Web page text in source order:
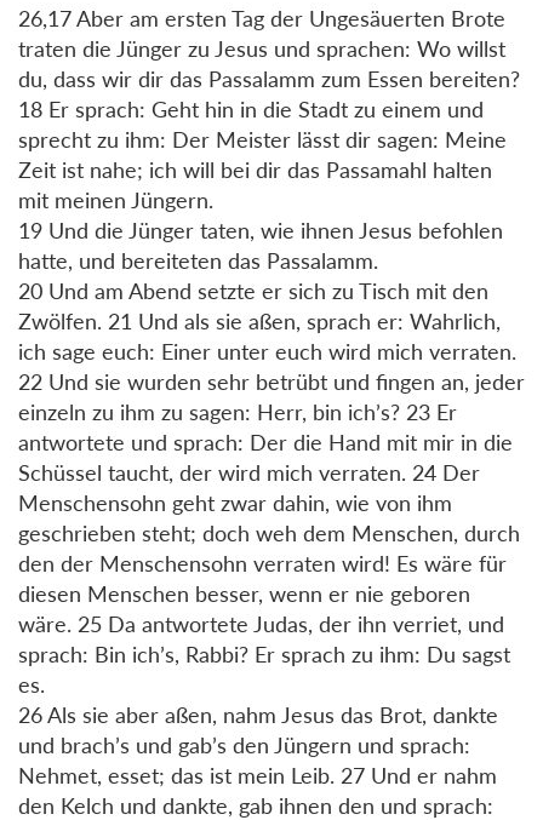
26,17 Aber am ersten Tag der Ungesäuerten Brote
traten die Jünger zu Jesus und sprachen: Wo willst
du, dass wir dir das Passalamm zum Essen bereiten?
18 Er sprach: Geht hin in die Stadt zu einem und
sprecht zu ihm: Der Meister lässt dir sagen: Meine
Zeit ist nahe; ich will bei dir das Passamahl halten
mit meinen Jüngern.
19 Und die Jünger taten, wie ihnen Jesus befohlen
hatte, und bereiteten das Passalamm.
20 Und am Abend setzte er sich zu Tisch mit den
Zwölfen. 21 Und als sie aßen, sprach er: Wahrlich,
ich sage euch: Einer unter euch wird mich verraten.
22 Und sie wurden sehr betrübt und fingen an, jeder
einzeln zu ihm zu sagen: Herr, bin ich’s? 23 Er
antwortete und sprach: Der die Hand mit mir in die
Schüssel taucht, der wird mich verraten. 24 Der
Menschensohn geht zwar dahin, wie von ihm
geschrieben steht; doch weh dem Menschen, durch
den der Menschensohn verraten wird! Es wäre für
diesen Menschen besser, wenn er nie geboren
wäre. 25 Da antwortete Judas, der ihn verriet, und
sprach: Bin ich’s, Rabbi? Er sprach zu ihm: Du sagst
es.
26 Als sie aber aßen, nahm Jesus das Brot, dankte
und brach’s und gab’s den Jüngern und sprach:
Nehmet, esset; das ist mein Leib. 27 Und er nahm
den Kelch und dankte, gab ihnen den und sprach: